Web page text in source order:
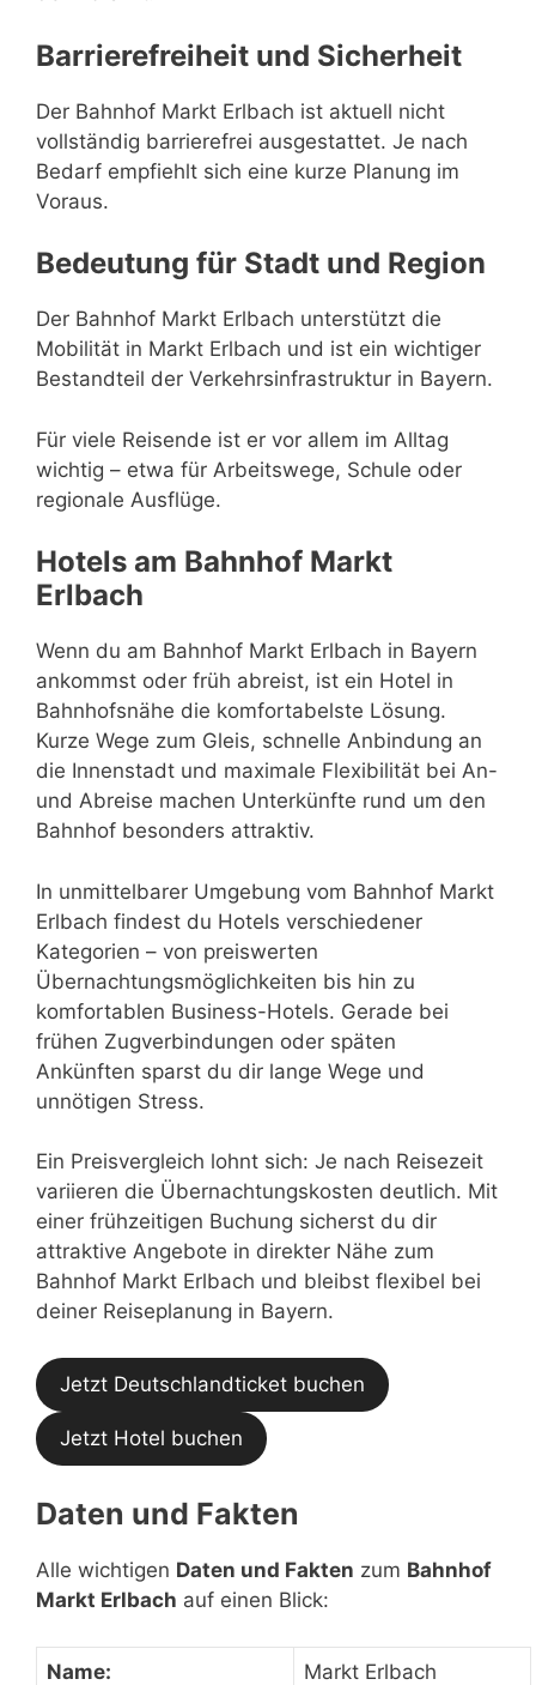
Barrierefreiheit und Sicherheit
Der Bahnhof Markt Erlbach ist aktuell nicht
vollständig barrierefrei ausgestattet. Je nach
Bedarf empfiehlt sich eine kurze Planung im
Voraus.
Bedeutung für Stadt und Region
Der Bahnhof Markt Erlbach unterstützt die
Mobilität in Markt Erlbach und ist ein wichtiger
Bestandteil der Verkehrsinfrastruktur in Bayern.
Für viele Reisende ist er vor allem im Alltag
wichtig – etwa für Arbeitswege, Schule oder
regionale Ausflüge.
Hotels am Bahnhof Markt
Erlbach
Wenn du am Bahnhof Markt Erlbach in Bayern
ankommst oder früh abreist, ist ein Hotel in
Bahnhofsnähe die komfortabelste Lösung.
Kurze Wege zum Gleis, schnelle Anbindung an
die Innenstadt und maximale Flexibilität bei An-
und Abreise machen Unterkünfte rund um den
Bahnhof besonders attraktiv.
In unmittelbarer Umgebung vom Bahnhof Markt
Erlbach findest du Hotels verschiedener
Kategorien – von preiswerten
Übernachtungsmöglichkeiten bis hin zu
komfortablen Business-Hotels. Gerade bei
frühen Zugverbindungen oder späten
Ankünften sparst du dir lange Wege und
unnötigen Stress.
Ein Preisvergleich lohnt sich: Je nach Reisezeit
variieren die Übernachtungskosten deutlich. Mit
einer frühzeitigen Buchung sicherst du dir
attraktive Angebote in direkter Nähe zum
Bahnhof Markt Erlbach und bleibst flexibel bei
deiner Reiseplanung in Bayern.
Jetzt Deutschlandticket buchen
Jetzt Hotel buchen
Daten und Fakten
Alle wichtigen Daten und Fakten zum Bahnhof
Markt Erlbach auf einen Blick:
Name: Markt Erlbach